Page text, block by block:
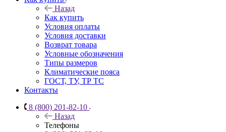
Назад
Как купить
Условия оплаты
Условия доставки
Возврат товара
Условные обозначения
Типы размеров
Климатические пояса
ГОСТ, ТУ, ТР ТС
Контакты
8 (800) 201-82-10
Назад
Телефоны